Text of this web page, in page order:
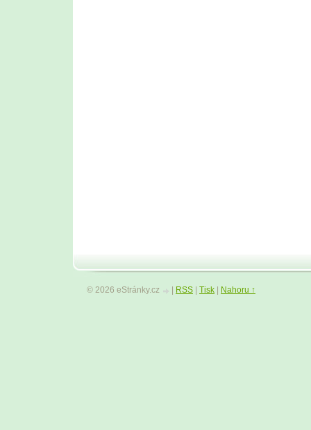
© 2026 eStránky.cz RSS Tisk Nahoru ↑